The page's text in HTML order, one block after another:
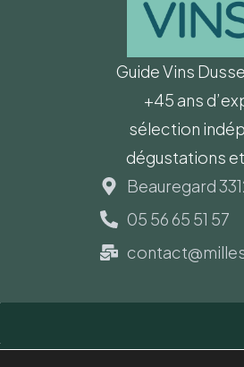
Guide Vins
+45 ans
sélection
dégustations
Beauregard
05 56 65 51 57
Copyright © Guide des Vins -